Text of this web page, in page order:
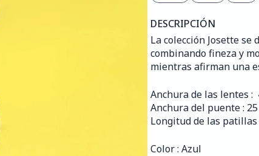
DESCRIPCIÓN
La colección Josette
combinando fineza y
mientras afirman una
Anchura de las lentes :
Anchura del puente :
Longitud de las patillas
Color : Azul